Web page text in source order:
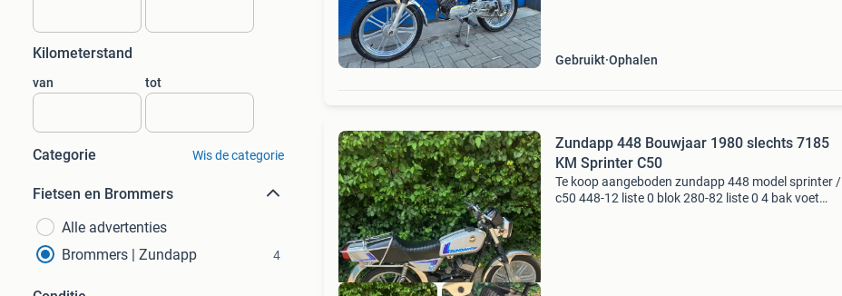
Kilometerstand
van tot
Categorie Wis de categorie
Fietsen en Brommers
Alle advertenties
Brommers | Zundapp
4
Gebruikt Ophalen
Zundapp 448 Bouwjaar 1980 slechts 7185
KM Sprinter C50
Te koop aangeboden zundapp 448 model sprinter /
c50 448-12 liste 0 blok 280-82 liste 0 4 bak voet